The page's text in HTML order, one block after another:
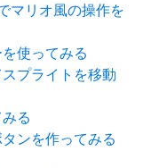
マリオ風の操作を
使ってみる
プライトを移動
る
ンを作ってみる